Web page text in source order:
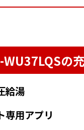
WU37LQSの
給湯
専用アプリ